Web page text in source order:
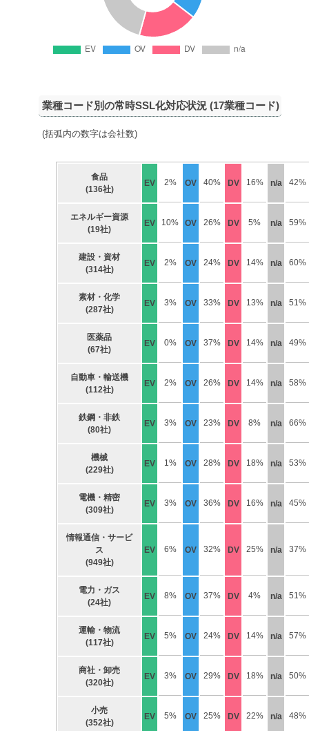
業種コード別の常時SSL化対応状況 (17業種コード)
(括弧内の数字は会社数)
食品
(136社)
EV 2% OV 40% DV 16% n/a 42%
エネルギー資源
(19社)
EV 10% OV 26% DV 5% n/a 59%
建設・資材
(314社)
EV 2% OV 24% DV 14% n/a 60%
素材・化学
(287社)
EV 3% OV 33% DV 13% n/a 51%
医薬品
(67社)
EV 0% OV 37% DV 14% n/a 49%
自動車・輸送機
(112社)
EV 2% OV 26% DV 14% n/a 58%
鉄鋼・非鉄
(80社)
EV 3% OV 23% DV 8% n/a 66%
機械
(229社)
EV 1% OV 28% DV 18% n/a 53%
電機・精密
(309社)
EV 3% OV 36% DV 16% n/a 45%
情報通信・サービ
ス
(949社)
EV 6% OV 32% DV 25% n/a 37%
電力・ガス
(24社)
EV 8% OV 37% DV 4% n/a 51%
運輸・物流
(117社)
EV 5% OV 24% DV 14% n/a 57%
商社・卸売
(320社)
EV 3% OV 29% DV 18% n/a 50%
小売
(352社)
EV 5% OV 25% DV 22% n/a 48%